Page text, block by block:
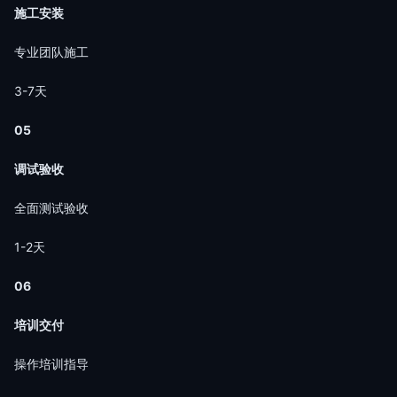
施工安装
专业团队施工
3-7天
05
调试验收
全面测试验收
1-2天
06
培训交付
操作培训指导